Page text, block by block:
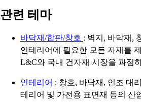
관련 테마
바닥재/합판/창호 : 벽지, 바닥재,
인테리어에 필요한 모든 자재를
L&C와 국내 건자재 시장을 과점
인테리어 : 창호, 바닥재, 인조 대
테리어 및 가전용 표면재 등의 산